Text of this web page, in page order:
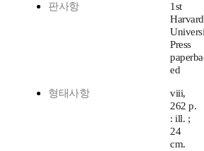
판사항
1st
Harvard
Press
ed
형태사항
viii,
262 p.
: ill. ;
24
cm.